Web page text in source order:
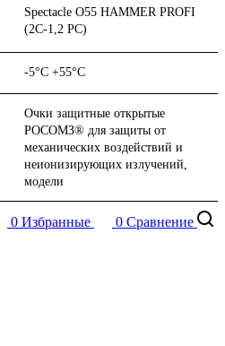
Spectacle О55 HAMMER PROFI
(2С-1,2 PC)
-5°C +55°C
Очки защитные открытые
РОСОМЗ® для защиты от
механических воздействий и
неионизирующих излучений,
модели
0 Избранные 0 Сравнение